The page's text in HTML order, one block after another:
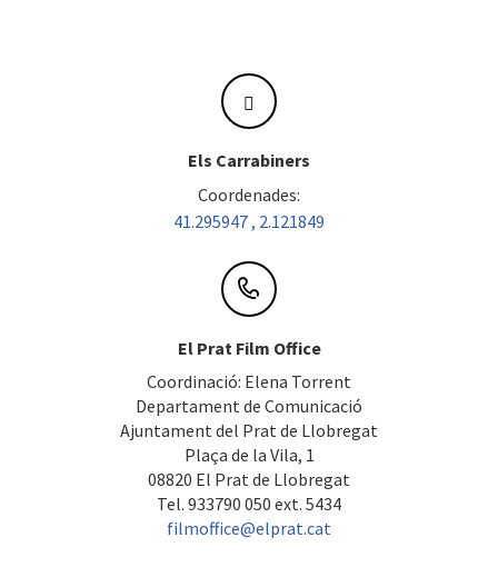
Els Carrabiners
Coordenades:
41.295947 , 2.121849
El Prat Film Office
Coordinació: Elena Torrent
Departament de Comunicació
Ajuntament del Prat de Llobregat
Plaça de la Vila, 1
08820 El Prat de Llobregat
Tel. 933790 050 ext. 5434
filmoffice@elprat.cat